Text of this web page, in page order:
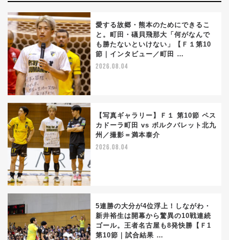
愛する故郷・熊本のためにできるこ
と。町田・礒貝飛那大「何がなんで
も勝たないといけない」【Ｆ１第10
節｜インタビュー／町田 …
2026.08.04
【写真ギャラリー】Ｆ１ 第10節 ペス
カドーラ町田 vs ボルクバレット北九
州／撮影＝満本泰介
2026.08.04
5連勝の大分が4位浮上！しながわ・
新井裕生は開幕から驚異の10戦連続
ゴール。王者名古屋も8発快勝【Ｆ1
第10節｜試合結果 …